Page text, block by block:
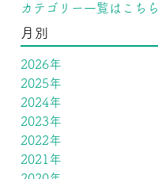
カテゴリー一覧はこちら
月別
2026年
2025年
2024年
2023年
2022年
2021年